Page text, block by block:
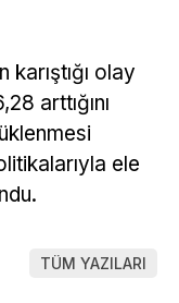
olay
arttığını
ele
TÜM YAZILARI